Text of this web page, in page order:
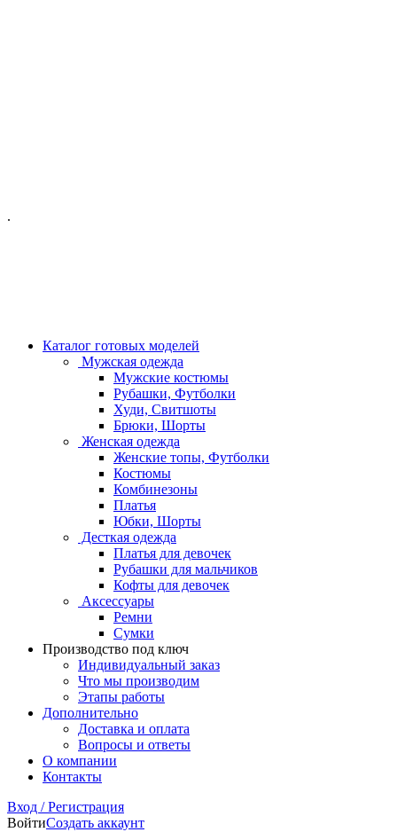
.
Каталог готовых моделей
Мужская одежда
Мужские костюмы
Рубашки, Футболки
Худи, Свитшоты
Брюки, Шорты
Женская одежда
Женские топы, Футболки
Костюмы
Комбинезоны
Платья
Юбки, Шорты
Десткая одежда
Платья для девочек
Рубашки для мальчиков
Кофты для девочек
Аксессуары
Ремни
Сумки
Производство под ключ
Индивидуальный заказ
Что мы производим
Этапы работы
Дополнительно
Доставка и оплата
Вопросы и ответы
О компании
Контакты
Вход / Регистрация
ВойтиСоздать аккаунт